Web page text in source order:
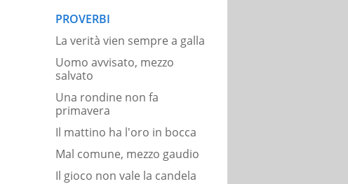
PROVERBI
La verità vien sempre a galla
Uomo avvisato, mezzo
salvato
Una rondine non fa
primavera
Il mattino ha l'oro in bocca
Mal comune, mezzo gaudio
Il gioco non vale la candela